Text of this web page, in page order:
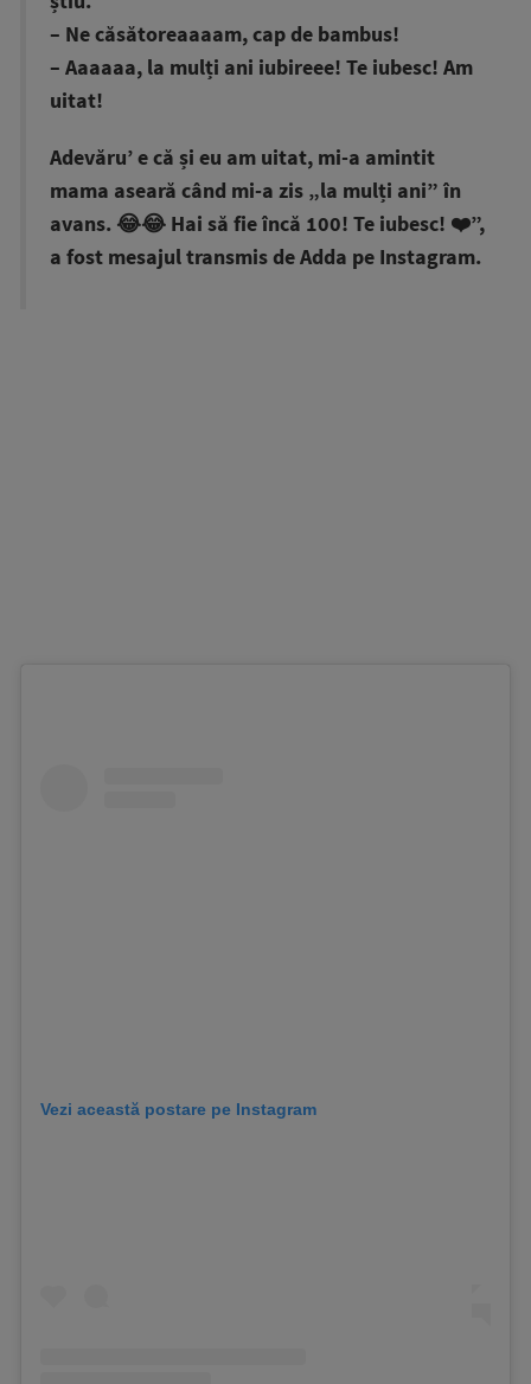
– Ne căsătoreaaaam, cap de bambus!
– Aaaaaa, la mulți ani iubireee! Te iubesc! Am
uitat!
Adevăru’ e că și eu am uitat, mi-a amintit
mama aseară când mi-a zis „la mulți ani” în
avans. 😂😂 Hai să fie încă 100! Te iubesc! ❤️”,
a fost mesajul transmis de Adda pe Instagram.
Vezi această postare pe Instagram